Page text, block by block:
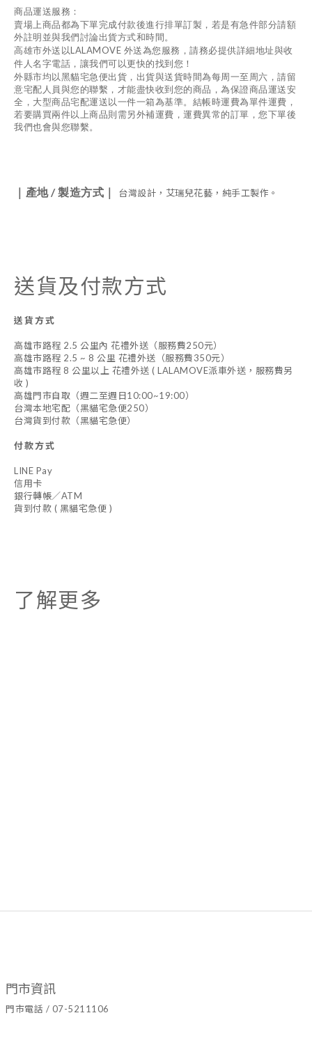
商品運送服務：
賣場上商品都為下單完成付款後進行排單訂製，若是有急件部分請額
外註明並與我們討論出貨方式和時間。
高雄市外送以LALAMOVE 外送為您服務，請務必提供詳細地址與收
件人名字電話，讓我們可以更快的找到您！
外縣市均以黑貓宅急便出貨，出貨與送貨時間為每周一至周六，請留
意宅配人員與您的聯繫，才能盡快收到您的商品，為保證商品運送安
全，大型商品宅配運送以一件一箱為基準。結帳時運費為單件運費，
若要購買兩件以上商品則需另外補運費，運費異常的訂單，您下單後
我們也會與您聯繫。
｜產地/製造方式｜ 台灣設計，艾瑞兒花藝，純手工製作。
送貨及付款方式
送貨方式
高雄市路程 2.5 公里內 花禮外送（服務費250元）
高雄市路程 2.5 ~ 8 公里 花禮外送（服務費350元）
高雄市路程 8 公里以上 花禮外送 ( LALAMOVE派車外送，服務費另
收 )
高雄門市自取（週二至週日10:00~19:00）
台灣本地宅配（黑貓宅急便250）
台灣貨到付款（黑貓宅急便）
付款方式
LINE Pay
信用卡
銀行轉帳／ATM
貨到付款 ( 黑貓宅急便 )
了解更多
門市資訊
門市電話 / 07-5211106